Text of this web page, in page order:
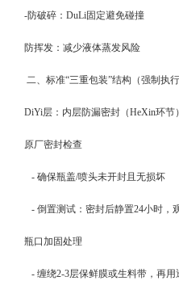
-防破碎：DuLi固定避免碰撞
防挥发：减少液体蒸发风险
二、标准“三重包装”结构（强制执
DiYi层：内层防漏密封（HeXin环节
原厂密封检查
- 确保瓶盖/喷头未开封且无损坏
- 倒置测试：密封后静置24小时，
瓶口加固处理
- 缠绕2-3层保鲜膜或生料带，再用